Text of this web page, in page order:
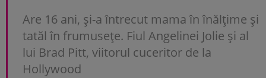
Are 16 ani, și-a întrecut mama în înălțime și
tatăl în frumusețe. Fiul Angelinei Jolie și al
lui Brad Pitt, viitorul cuceritor de la
Hollywood